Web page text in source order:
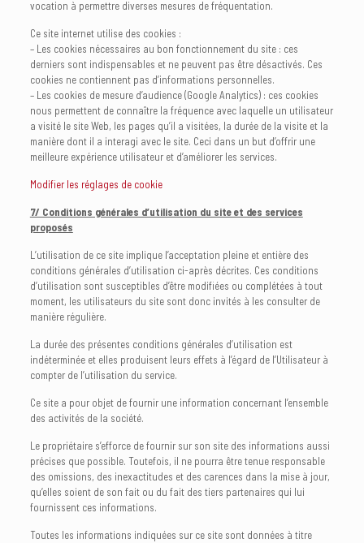
vocation à permettre diverses mesures de fréquentation.
Ce site internet utilise des cookies :
– Les cookies nécessaires au bon fonctionnement du site : ces
derniers sont indispensables et ne peuvent pas être désactivés. Ces
cookies ne contiennent pas d’informations personnelles.
– Les cookies de mesure d’audience (Google Analytics) : ces cookies
nous permettent de connaître la fréquence avec laquelle un utilisateur
a visité le site Web, les pages qu’il a visitées, la durée de la visite et la
manière dont il a interagi avec le site. Ceci dans un but d’offrir une
meilleure expérience utilisateur et d’améliorer les services.
Modifier les réglages de cookie
7/ Conditions générales d’utilisation du site et des services
proposés
L’utilisation de ce site implique l’acceptation pleine et entière des
conditions générales d’utilisation ci-après décrites. Ces conditions
d’utilisation sont susceptibles d’être modifiées ou complétées à tout
moment, les utilisateurs du site sont donc invités à les consulter de
manière régulière.
La durée des présentes conditions générales d’utilisation est
indéterminée et elles produisent leurs effets à l’égard de l’Utilisateur à
compter de l’utilisation du service.
Ce site a pour objet de fournir une information concernant l’ensemble
des activités de la société.
Le propriétaire s’efforce de fournir sur son site des informations aussi
précises que possible. Toutefois, il ne pourra être tenue responsable
des omissions, des inexactitudes et des carences dans la mise à jour,
qu’elles soient de son fait ou du fait des tiers partenaires qui lui
fournissent ces informations.
Toutes les informations indiquées sur ce site sont données à titre